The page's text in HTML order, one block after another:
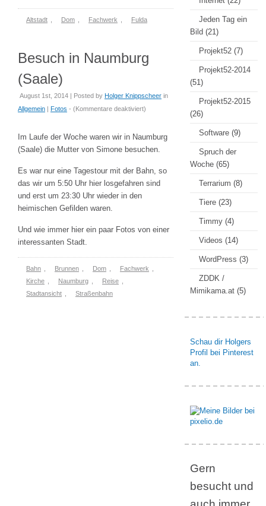
Altstadt Dom Fachwerk Fulda
Besuch in Naumburg
(Saale)
August 1st, 2014 | Posted by Holger Knippscheer in
Allgemein | Fotos - (Kommentare deaktiviertfür
Naumburg
)
Im Laufe der Woche waren wir in Naumburg
(Saale) die Mutter von Simone besuchen.
Es war nur eine Tagestour mit der Bahn, so
das wir um 5:50 Uhr hier losgefahren sind
und erst um 23:30 Uhr wieder in den
heimischen Gefilden waren.
Und wie immer hier ein paar Fotos von einer
interessanten Stadt.
Bahn Brunnen Dom Fachwerk
Kirche
Naumburg Reise
Stadtansicht
Straßenbahn
Jeden Tag ein
Bild (21)
Projekt52 (7)
Projekt52-2014
(51)
Projekt52-2015
(26)
Software (9)
Spruch der
Woche (65)
Terrarium (8)
Tiere (23)
Timmy (4)
Videos (14)
WordPress (3)
ZDDK /
Mimikama.at (5)
Schau dir Holgers
Profil bei Pinterest
an.
Gern
besucht und